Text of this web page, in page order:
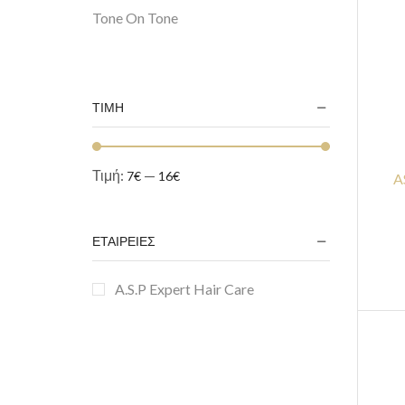
Tone On Tone
ΤΙΜΗ
Τιμή: 7€ — 16€
ΕΤΑΙΡΕΙΕΣ
A.S.P Expert Hair Care